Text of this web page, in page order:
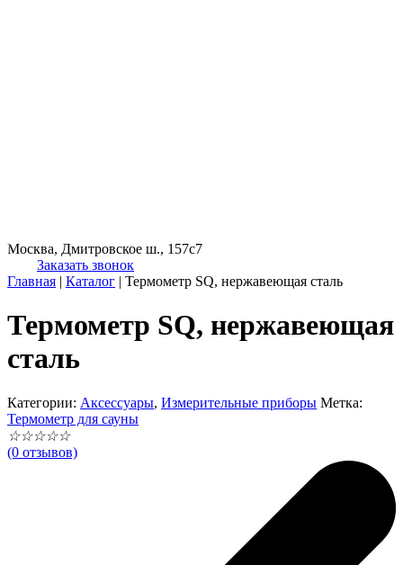
Москва, Дмитровское ш., 157с7
Заказать звонок
Главная | Каталог | Термометр SQ, нержавеющая сталь
Термометр SQ, нержавеющая
сталь
Категории: Аксессуары, Измерительные приборы Метка:
Термометр для сауны
☆☆☆☆☆
(0 отзывов)